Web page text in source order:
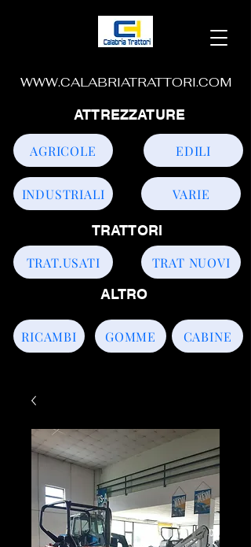
WWW.CALABRIATRATTORI.COM
TRAT.USATI TRAT NUOVI
INDUSTRIALI
AGRICOLE EDILI
VARIE
CABINE
GOMME
RICAMBI
ATTREZZATURE
TRATTORI
ALTRO